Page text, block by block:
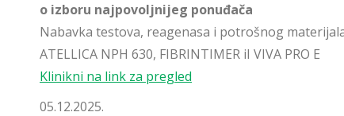
o izboru najpovoljnijeg ponuđača
Nabavka testova, reagenasa i potrošnog
ATELLICA NPH 630, FIBRINTIMER iI VIVA PRO E
Klinikni na link za pregled
05.12.2025.